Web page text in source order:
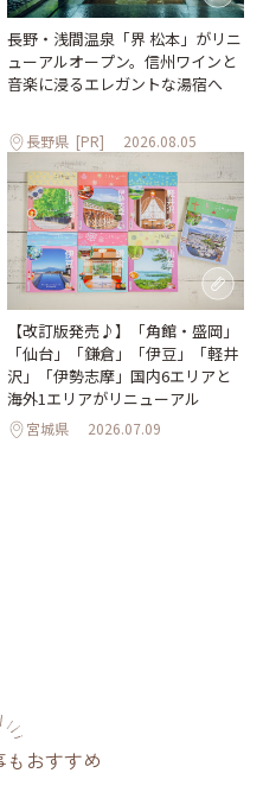
長野・浅間温泉「界 松本」がリニ
ューアルオープン。信州ワインと
音楽に浸るエレガントな湯宿へ
長野県 [PR] 2026.08.05
【改訂版発売♪】「角館・盛岡」
「仙台」「鎌倉」「伊豆」「軽井
沢」「伊勢志摩」国内6エリアと
海外1エリアがリニューアル
宮城県 2026.07.09
もおすすめ